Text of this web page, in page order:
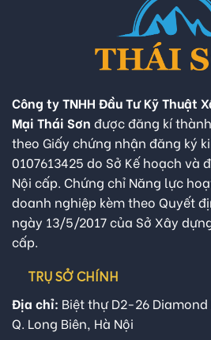
Công ty TNHH Đầu Tư Kỹ Thuật
Mại Thái Sơn được đăng kí
theo Giấy chứng nhận đăng ký
0107613425 do Sở Kế hoạch và
Nội cấp. Chứng chỉ Năng lực
doanh nghiệp kèm theo Quyết
ngày 13/5/2017 của Sở Xây
cấp.
TRỤ SỞ CHÍNH
Địa chỉ: Biệt thự D2-26 Diamond
Q. Long Biên, Hà Nội